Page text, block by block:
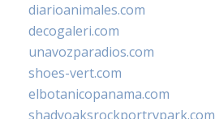
diarioanimales.com
decogaleri.com
unavozparadios.com
shoes-vert.com
elbotanicopanama.com
shadyoaksrockportrvpark.com